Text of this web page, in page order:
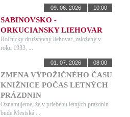
09. 06. 2026 10:00
SABINOVSKO -
ORKUCIANSKY LIEHOVAR
Roľnícky družstevný liehovar, založený v
roku 1933, ...
01. 07. 2026 08:00
ZMENA VÝPOŽIČNÉHO ČASU
KNIŽNICE POČAS LETNÝCH
PRÁZDNIN
Oznamujeme, že v priebehu letných prázdnin
bude Mestská ...